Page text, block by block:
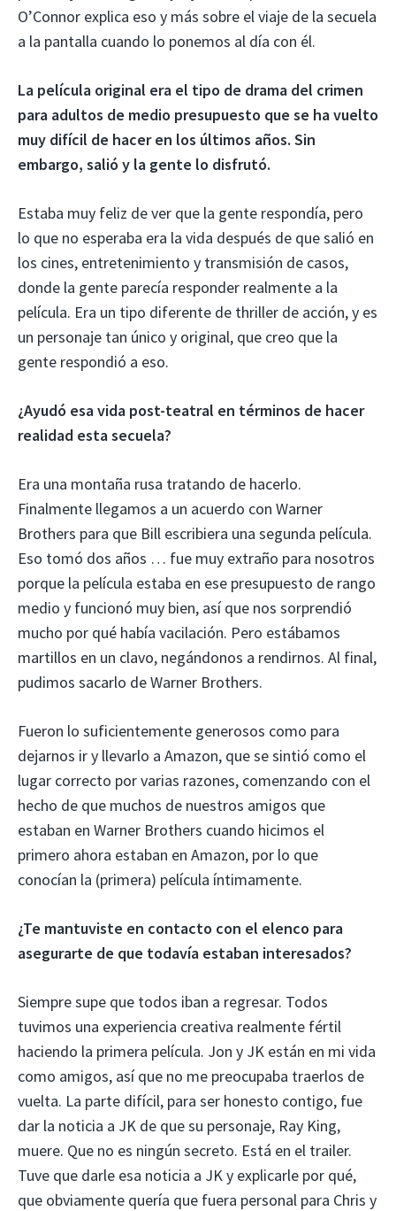
O’Connor explica eso y más sobre el viaje de la secuela
a la pantalla cuando lo ponemos al día con él.
La película original era el tipo de drama del crimen
para adultos de medio presupuesto que se ha vuelto
muy difícil de hacer en los últimos años. Sin
embargo, salió y la gente lo disfrutó.
Estaba muy feliz de ver que la gente respondía, pero
lo que no esperaba era la vida después de que salió en
los cines, entretenimiento y transmisión de casos,
donde la gente parecía responder realmente a la
película. Era un tipo diferente de thriller de acción, y es
un personaje tan único y original, que creo que la
gente respondió a eso.
¿Ayudó esa vida post-teatral en términos de hacer
realidad esta secuela?
Era una montaña rusa tratando de hacerlo.
Finalmente llegamos a un acuerdo con Warner
Brothers para que Bill escribiera una segunda película.
Eso tomó dos años … fue muy extraño para nosotros
porque la película estaba en ese presupuesto de rango
medio y funcionó muy bien, así que nos sorprendió
mucho por qué había vacilación. Pero estábamos
martillos en un clavo, negándonos a rendirnos. Al final,
pudimos sacarlo de Warner Brothers.
Fueron lo suficientemente generosos como para
dejarnos ir y llevarlo a Amazon, que se sintió como el
lugar correcto por varias razones, comenzando con el
hecho de que muchos de nuestros amigos que
estaban en Warner Brothers cuando hicimos el
primero ahora estaban en Amazon, por lo que
conocían la (primera) película íntimamente.
¿Te mantuviste en contacto con el elenco para
asegurarte de que todavía estaban interesados?
Siempre supe que todos iban a regresar. Todos
tuvimos una experiencia creativa realmente fértil
haciendo la primera película. Jon y JK están en mi vida
como amigos, así que no me preocupaba traerlos de
vuelta. La parte difícil, para ser honesto contigo, fue
dar la noticia a JK de que su personaje, Ray King,
muere. Que no es ningún secreto. Está en el trailer.
Tuve que darle esa noticia a JK y explicarle por qué,
que obviamente quería que fuera personal para Chris y